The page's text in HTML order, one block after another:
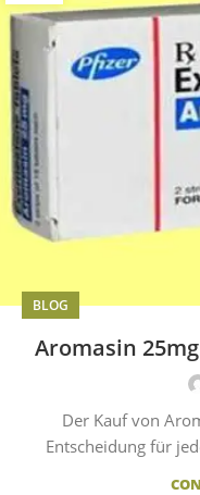
BLOG
Aromasin
Der Kauf von
Entscheidung für